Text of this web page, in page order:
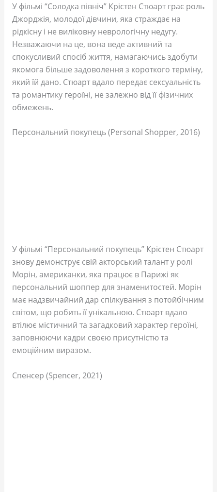
У фільмі “Солодка північ” Крістен Стюарт грає роль
Джорджія, молодої дівчини, яка страждає на
рідкісну і не виліковну неврологічну недугу.
Незважаючи на це, вона веде активний та
спокусливий спосіб життя, намагаючись здобути
якомога більше задоволення з короткого терміну,
який їй дано. Стюарт вдало передає сексуальність
та романтику героїні, не залежно від її фізичних
обмежень.
Персональний покупець (Personal Shopper, 2016)
У фільмі “Персональний покупець” Крістен Стюарт
знову демонструє свій акторський талант у ролі
Морін, американки, яка працює в Парижі як
персональний шоппер для знаменитостей. Морін
має надзвичайний дар спілкування з потойбічним
світом, що робить її унікальною. Стюарт вдало
втілює містичний та загадковий характер героїні,
заповнюючи кадри своєю присутністю та
емоційним виразом.
Спенсер (Spencer, 2021)